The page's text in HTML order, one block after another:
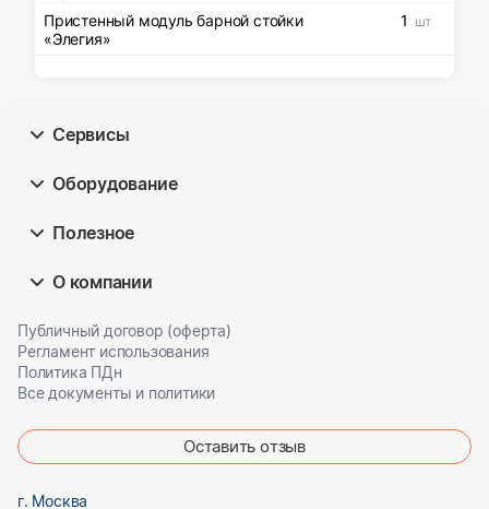
Пристенный модуль барной стойки
«Элегия»
1 шт
Сервисы
Оборудование
Полезное
О компании
Публичный договор (оферта)
Регламент использования
Политика ПДн
Все документы и политики
Оставить отзыв
г. Москва